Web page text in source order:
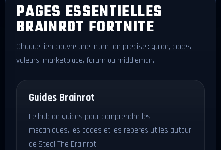
PAGES ESSENTIELLES
BRAINROT FORTNITE
Chaque lien couvre une intention precise : guide, codes,
valeurs, marketplace, forum ou middleman.
Guides Brainrot
Le hub de guides pour comprendre les
mecaniques, les codes et les reperes utiles autour
de Steal The Brainrot.